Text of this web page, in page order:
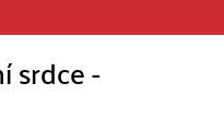
srdce -